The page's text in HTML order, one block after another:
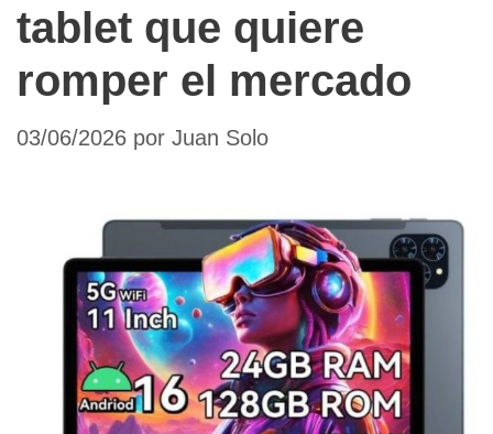
tablet que quiere
romper el mercado
03/06/2026 por Juan Solo